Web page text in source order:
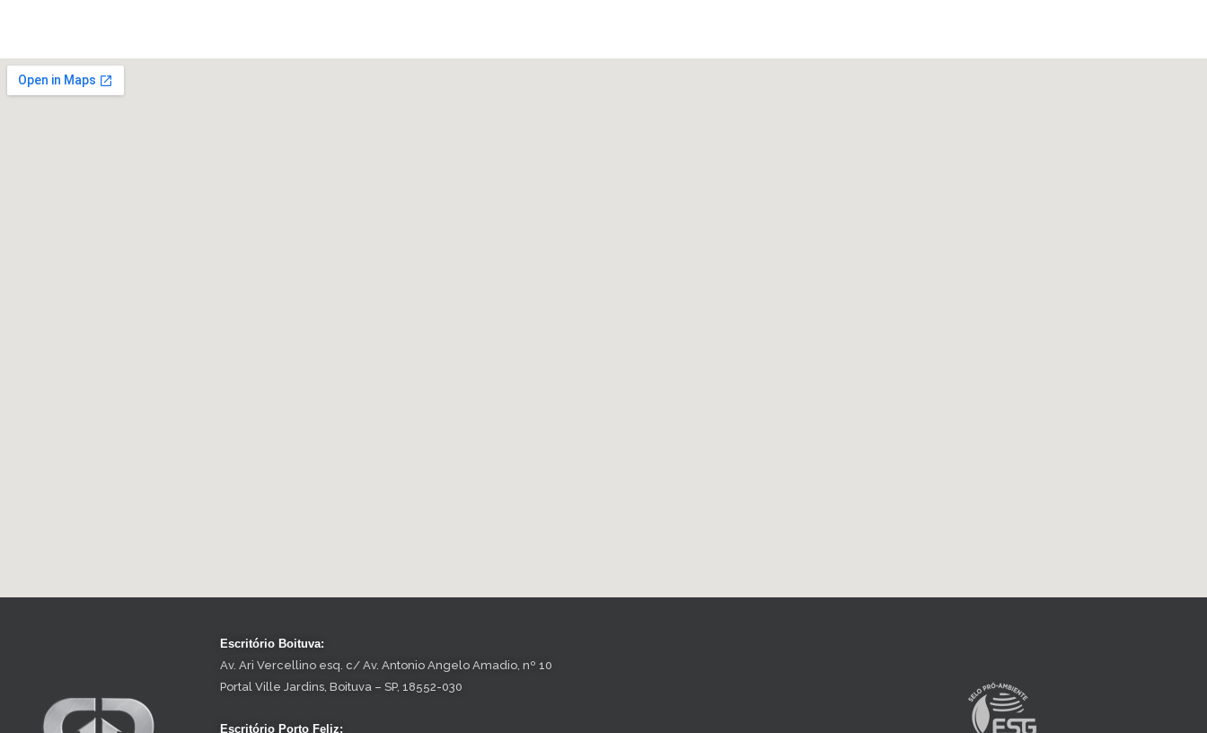
Escritório Boituva:
Av. Ari Vercellino esq. c/ Av. Antonio Angelo Amadio, nº 10
Portal Ville Jardins, Boituva – SP, 18552-030
Escritório Porto Feliz: